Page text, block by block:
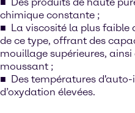
chimique constante ;
La viscosité la plus faible
de ce type, offrant des
mouillage supérieures,
moussant ;
Des températures
d’oxydation élevées.